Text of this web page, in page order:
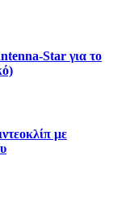
Star για το
με